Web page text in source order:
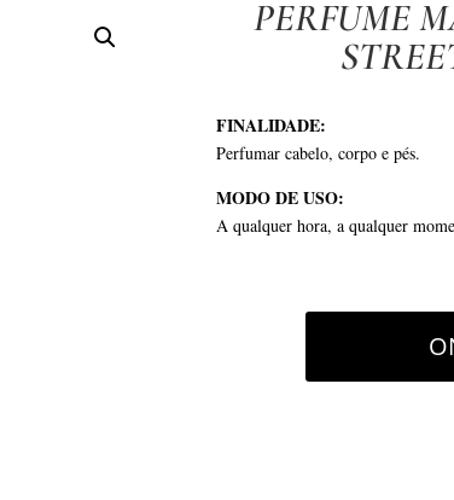
PERFUME
FINALIDADE:
Perfumar cabelo, corpo e pés.
MODO DE USO:
A qualquer hora, a qualquer